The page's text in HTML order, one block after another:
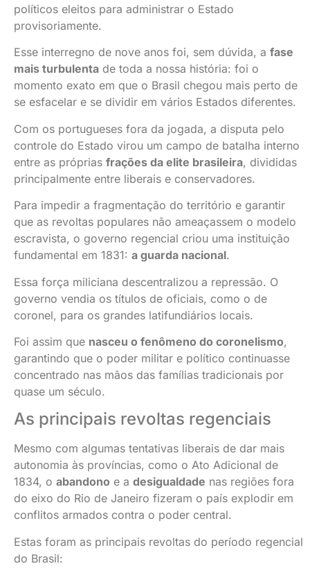
políticos eleitos para administrar o Estado
provisoriamente.
Esse interregno de nove anos foi, sem dúvida, a fase
mais turbulenta de toda a nossa história: foi o
momento exato em que o Brasil chegou mais perto de
se esfacelar e se dividir em vários Estados diferentes.
Com os portugueses fora da jogada, a disputa pelo
controle do Estado virou um campo de batalha interno
entre as próprias frações da elite brasileira, divididas
principalmente entre liberais e conservadores.
Para impedir a fragmentação do território e garantir
que as revoltas populares não ameaçassem o modelo
escravista, o governo regencial criou uma instituição
fundamental em 1831: a guarda nacional.
Essa força miliciana descentralizou a repressão. O
governo vendia os títulos de oficiais, como o de
coronel, para os grandes latifundiários locais.
Foi assim que nasceu o fenômeno do coronelismo,
garantindo que o poder militar e político continuasse
concentrado nas mãos das famílias tradicionais por
quase um século.
As principais revoltas regenciais
Mesmo com algumas tentativas liberais de dar mais
autonomia às províncias, como o Ato Adicional de
1834, o abandono e a desigualdade nas regiões fora
do eixo do Rio de Janeiro fizeram o país explodir em
conflitos armados contra o poder central.
Estas foram as principais revoltas do período regencial
do Brasil: